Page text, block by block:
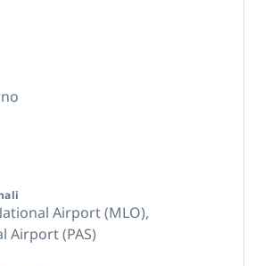
Airport (MLO),
Airport (PAS)